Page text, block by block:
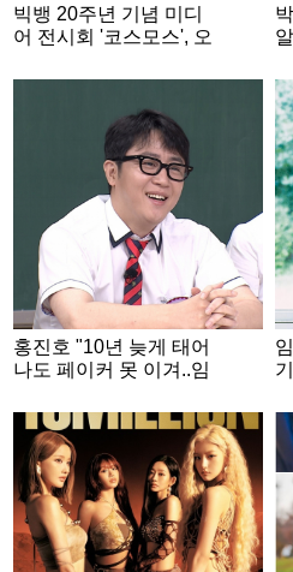
빅뱅 20주년 기념 미디
어 전시회 '코스모스', 오
픈
홍진호 "10년 늦게 태어
나도 페이커 못 이겨..임
형님]